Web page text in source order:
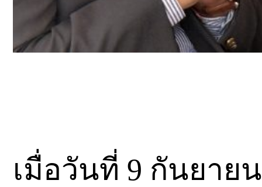
เมื่อวันที่ 9 กันยายน